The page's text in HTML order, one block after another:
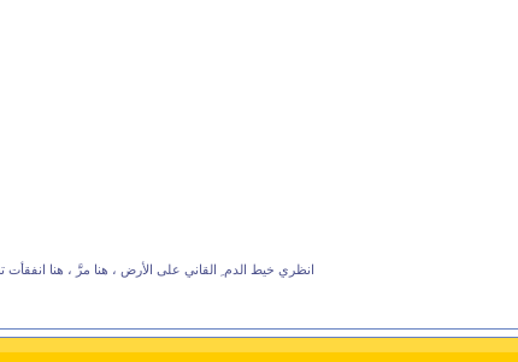
انظري خيط الدم ِ القاني على الأرض ، هنا مرَّ ، هنا